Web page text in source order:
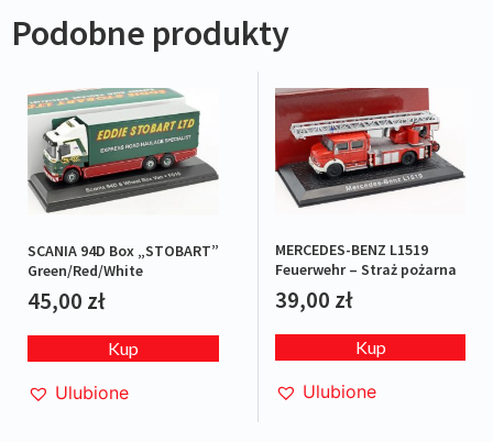
Podobne produkty
SCANIA 94D Box „STOBART”
Green/Red/White
45,00 zł
Kup
Ulubione
MERCEDES-BENZ L1519
Feuerwehr – Straż pożarna
39,00 zł
Kup
Ulubione